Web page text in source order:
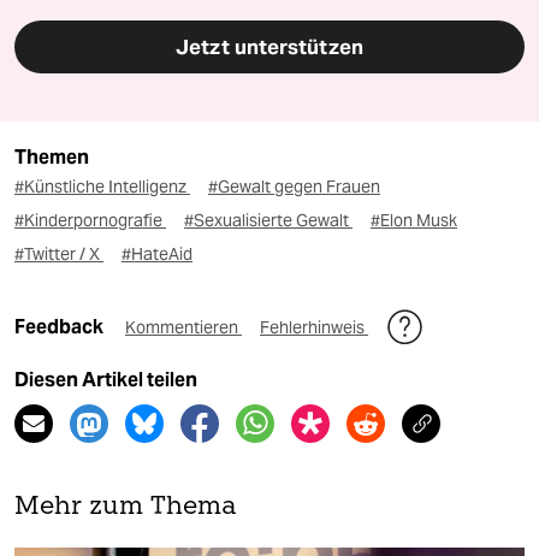
Jetzt unterstützen
Themen
#Künstliche Intelligenz
#Gewalt gegen Frauen
#Kinderpornografie
#Sexualisierte Gewalt
#Elon Musk
#Twitter / X
#HateAid
Feedback Kommentieren Fehlerhinweis
Diesen Artikel teilen
Mehr zum Thema